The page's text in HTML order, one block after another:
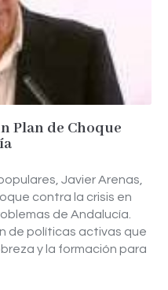
Plan de Choque
Javier Arenas,
contra la crisis en
de Andalucía.
de políticas activas que
y la formación para